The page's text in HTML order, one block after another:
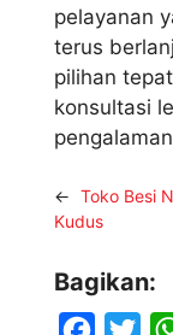
pelayanan
terus
pilihan
konsultasi
← Toko Besi
Kudus
Bagikan: